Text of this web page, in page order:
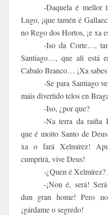
-Daquela é mellor
Lugo, ¡que tamén é
no Rego dos Hortos, ¡e xa
-Iso da Corte…,
Santiago…, que alí está
Cabalo Branco… ¡Xa
-Se para Santiago
máis divertido telos en
-Iso, ¿por que?
-Na terra da raíña
que é moito Santo de
xa o fará Xelmírez!
cumprirá, vive Deus!
-¿Quen é Xelmírez?
-¡Non é, será!
dun gran home! Pero
¡gárdame o segredo!